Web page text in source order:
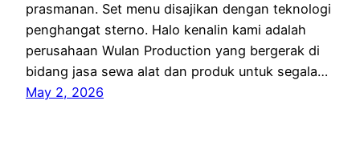
prasmanan. Set menu disajikan dengan teknologi
penghangat sterno. Halo kenalin kami adalah
perusahaan Wulan Production yang bergerak di
bidang jasa sewa alat dan produk untuk segala…
May 2, 2026